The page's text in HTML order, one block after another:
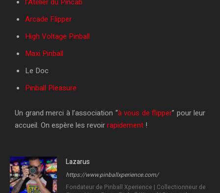
Arcade Flipper
High Voltage Pinball
Maxi Pinball
Le Doc
Pinball Pleasure
Un grand merci à l’association “à vous de flipper” pour leur
accueil. On espère les revoirrapidement !
Lazarus
https://www.pinballxperience.com/
Fondateur de Pinball Xperience | Collectionneur de